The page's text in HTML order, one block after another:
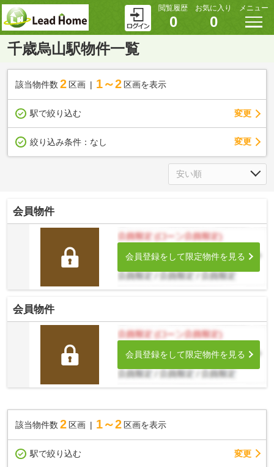
閲覧履歴
0
お気に入り
0
メニュー
千歳烏山駅物件一覧
該当物件数 2 区画 1～2 区画を表示
駅で絞り込む 変更
絞り込み条件： なし 変更
会員物件
会員登録をして限定物件を見る
会員物件
会員登録をして限定物件を見る
該当物件数 2 区画 1～2 区画を表示
駅で絞り込む 変更